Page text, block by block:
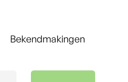
Bekendmakingen